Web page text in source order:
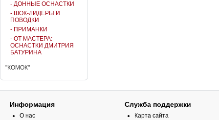
- ДОННЫЕ ОСНАСТКИ
- ШОК-ЛИДЕРЫ И
ПОВОДКИ
- ПРИМАНКИ
- ОТ МАСТЕРА:
ОСНАСТКИ ДМИТРИЯ
БАТУРИНА
"КОМОК"
Информация
О нас
Служба поддержки
Карта сайта